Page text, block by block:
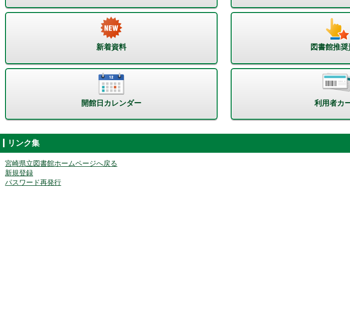
新着資料 図書館推奨
開館日カレンダー 利用者カ
リンク集
宮崎県立図書館ホームページへ戻る
新規登録
パスワード再発行